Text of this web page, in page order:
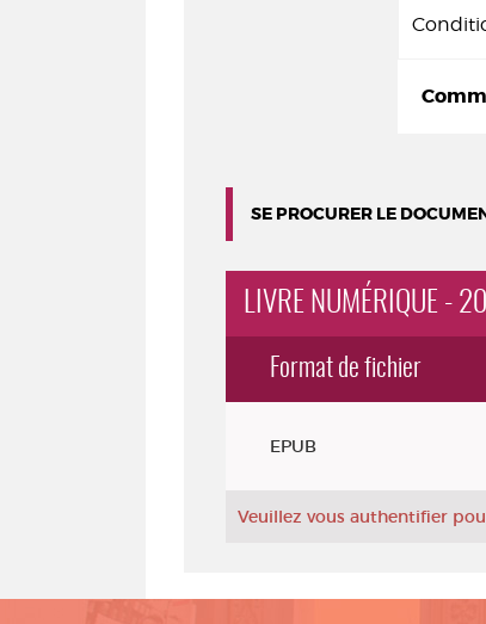
SE PROCURER LE
LIVRE NUMÉRIQUE -
Format de fichier
EPUB
Veuillez vous authentifier